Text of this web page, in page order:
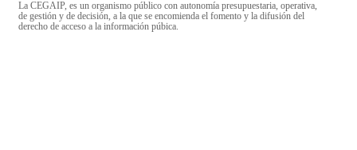
La CEGAIP, es un organismo público con autonomía presupuestaria, operativa,
de gestión y de decisión, a la que se encomienda el fomento y la difusión del
derecho de acceso a la información púbica.